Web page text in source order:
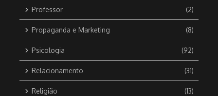
Professor (2)
Propaganda e Marketing (8)
Psicologia (92)
Relacionamento (31)
Religião (13)